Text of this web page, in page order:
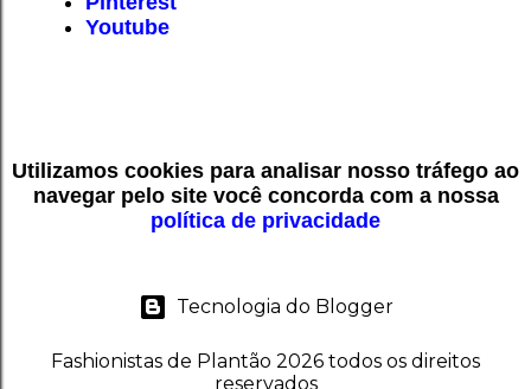
Youtube
Utilizamos cookies para analisar nosso tráfego ao
navegar pelo site você concorda com a nossa
política de privacidade
Tecnologia do Blogger
Fashionistas de Plantão 2026 todos os direitos
reservados